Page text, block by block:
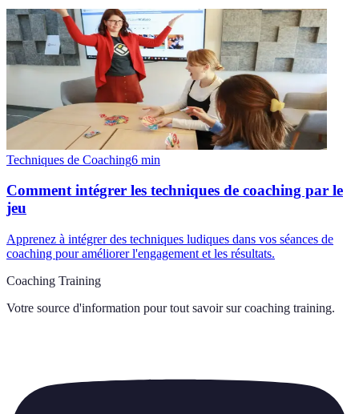
Techniques de Coaching6 min
Comment intégrer les techniques de coaching par le
jeu
Apprenez à intégrer des techniques ludiques dans vos séances de
coaching pour améliorer l'engagement et les résultats.
Coaching Training
Votre source d'information pour tout savoir sur coaching training.